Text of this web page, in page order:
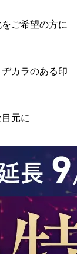
ご希望の方に
カラのある印
元に